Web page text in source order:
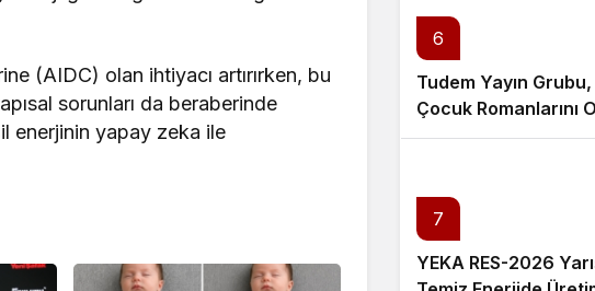
(AIDC) olan ihtiyacı artırırken, bu
sorunları da beraberinde
enerjinin yapay zeka ile
6
Tudem Yayın
Çocuk Romanlarını
Buluşturuyor
7
YEKA RES-2026